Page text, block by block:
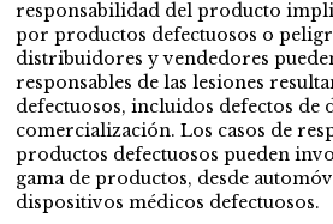
responsabilidad del producto
por productos defectuosos o
distribuidores y vendedores
responsables de las lesiones
defectuosos, incluidos defectos de
comercialización. Los casos de
productos defectuosos pueden
gama de productos, desde
dispositivos médicos defectuosos.